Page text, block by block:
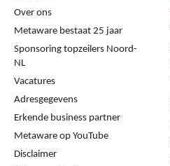
Over ons
Metaware bestaat 25 jaar
Sponsoring topzeilers Noord-
NL
Vacatures
Adresgegevens
Erkende business partner
Metaware op YouTube
Disclaimer